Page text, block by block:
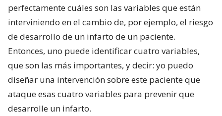
perfectamente cuáles son las variables que están
interviniendo en el cambio de, por ejemplo, el riesgo
de desarrollo de un infarto de un paciente.
Entonces, uno puede identificar cuatro variables,
que son las más importantes, y decir: yo puedo
diseñar una intervención sobre este paciente que
ataque esas cuatro variables para prevenir que
desarrolle un infarto.